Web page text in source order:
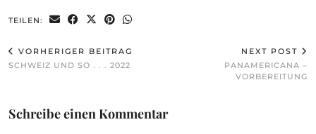
TEILEN:
VORHERIGER BEITRAG
SCHWEIZ UND SO . . . 2022
NEXT POST
PANAMERICANA –
VORBEREITUNG
Schreibe einen Kommentar